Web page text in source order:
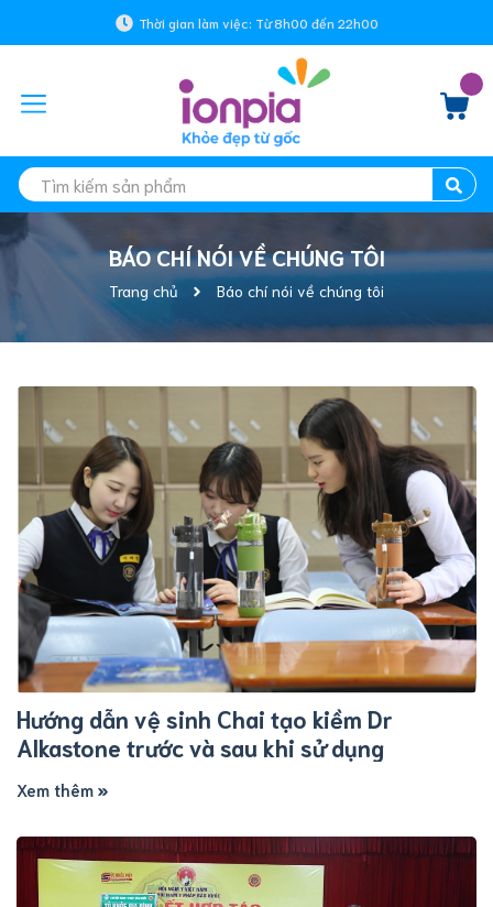
Thời gian làm việc: Từ 8h00 đến 22h00
BÁO CHÍ NÓI VỀ CHÚNG TÔI
Trang chủ Báo chí nói về chúng tôi
Hướng dẫn vệ sinh Chai tạo kiềm Dr
Alkastone trước và sau khi sử dụng
Xem thêm